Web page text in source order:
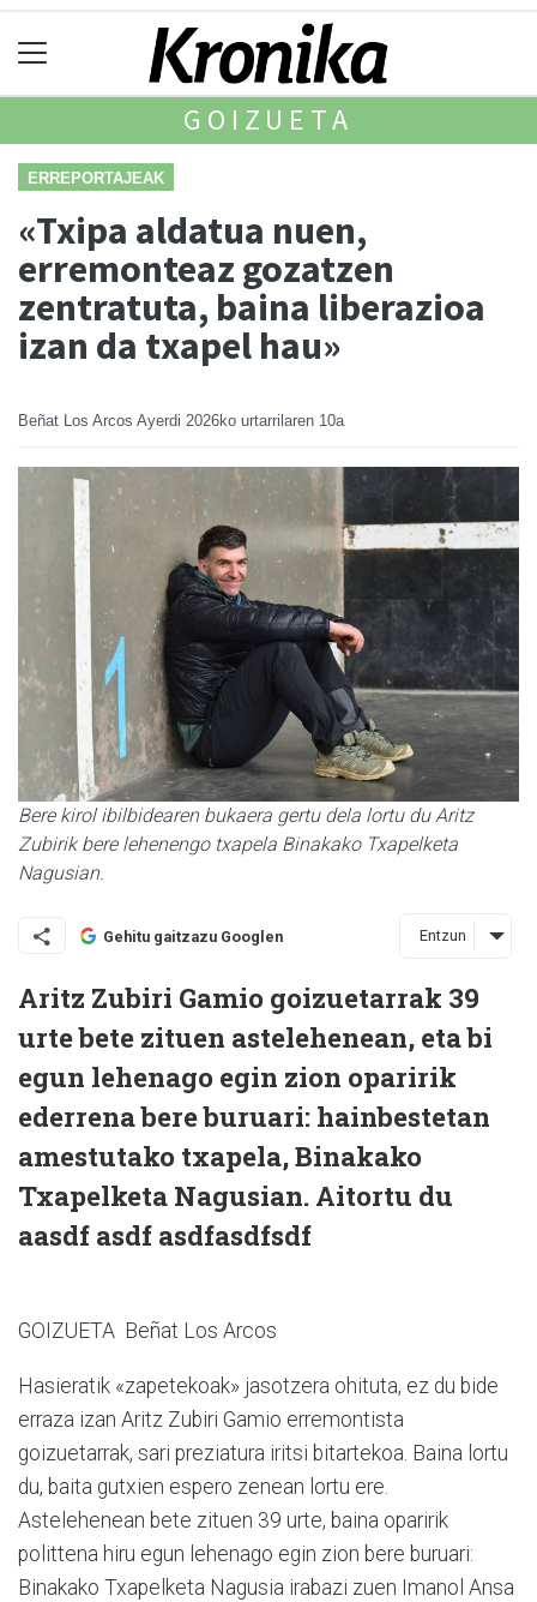
GOIZUETA
ERREPORTAJEAK
«Txipa aldatua nuen,
erremonteaz gozatzen
zentratuta, baina liberazioa
izan da txapel hau»
Beñat Los Arcos Ayerdi 2026ko urtarrilaren 10a
Bere kirol ibilbidearen bukaera gertu dela lortu du Aritz
Zubirik bere lehenengo txapela Binakako Txapelketa
Nagusian.
Gehitu gaitzazu Googlen Entzun
Aritz Zubiri Gamio goizuetarrak 39
urte bete zituen astelehenean, eta bi
egun lehenago egin zion oparirik
ederrena bere buruari: hainbestetan
amestutako txapela, Binakako
Txapelketa Nagusian. Aitortu du
aasdf asdf asdfasdfsdf
GOIZUETA Beñat Los Arcos
Hasieratik «zapetekoak» jasotzera ohituta, ez du bide
erraza izan Aritz Zubiri Gamio erremontista
goizuetarrak, sari preziatura iritsi bitartekoa. Baina lortu
du, baita gutxien espero zenean lortu ere.
Astelehenean bete zituen 39 urte, baina oparirik
polittena hiru egun lehenago egin zion be­re buruari:
Binakako Txapelketa Nagusia irabazi zuen Imanol Ansa